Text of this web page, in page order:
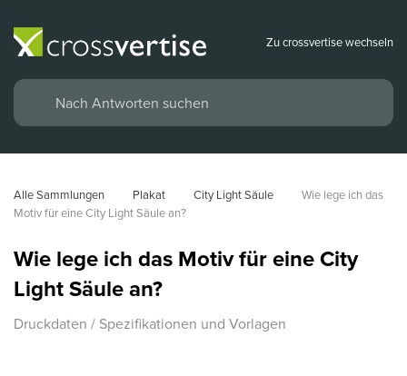
Zu crossvertise wechseln
Alle Sammlungen Plakat City Light Säule
Wie lege ich das
Motiv für eine City Light Säule an?
Wie lege ich das Motiv für eine City
Light Säule an?
Druckdaten / Spezifikationen und Vorlagen